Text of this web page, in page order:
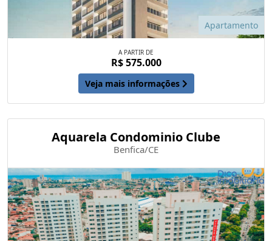
Apartamento
A PARTIR DE
R$ 575.000
Veja mais informações
Aquarela Condominio Clube
Benfica/CE